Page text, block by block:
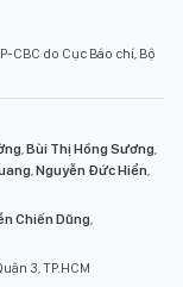
CBC do Cục Báo chí, Bộ
,Bùi Thị Hồng Sương,
,Nguyễn Đức Hiển,
Chiến Dũng,
3, TP.HCM